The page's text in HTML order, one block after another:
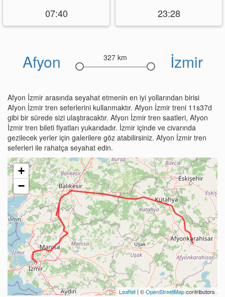
07:40 23:28
Afyon 327 km İzmir
Afyon İzmir arasında seyahat etmenin en iyi yollarından birisi
Afyon İzmir tren seferlerini kullanmaktır. Afyon İzmir treni 11s37d
gibi bir sürede sizi ulaştıracaktır. Afyon İzmir tren saatleri, Afyon
İzmir tren bileti fiyatları yukarıdadır. İzmir içinde ve civarında
gezilecek yerler için galerilere göz atabilirsiniz. Afyon İzmir tren
seferleri ile rahatça seyahat edin.
+
−
Leaflet | ©OpenStreetMapcontributors